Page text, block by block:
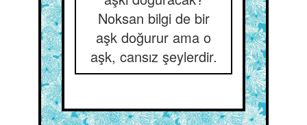
Noksan bilgi de bir
aşk doğurur ama o
aşk, cansız şeylerdir.